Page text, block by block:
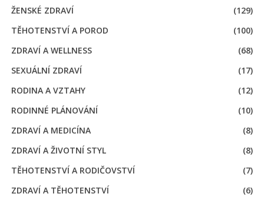
ŽENSKÉ ZDRAVÍ
(129)
TĚHOTENSTVÍ A POROD
(100)
ZDRAVÍ A WELLNESS
(68)
SEXUÁLNÍ ZDRAVÍ
(17)
RODINA A VZTAHY
(12)
RODINNÉ PLÁNOVÁNÍ
(10)
ZDRAVÍ A MEDICÍNA
(8)
ZDRAVÍ A ŽIVOTNÍ STYL
(8)
TĚHOTENSTVÍ A RODIČOVSTVÍ
(7)
ZDRAVÍ A TĚHOTENSTVÍ
(6)